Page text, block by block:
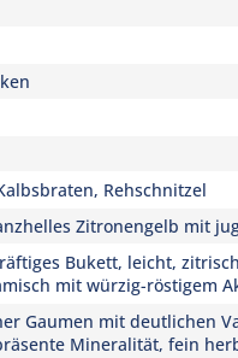
Rehschnitzel
Zitronengelb mit
Bukett, leicht,
mit würzig-röstigem
Gaumen mit deutlichen
Mineralität, fein